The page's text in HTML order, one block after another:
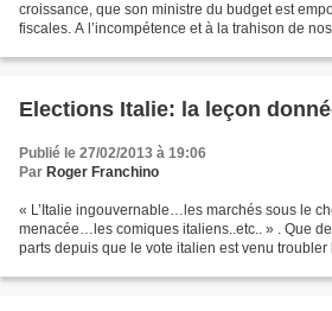
croissance, que son ministre du budget est
fiscales. A l’incompétence et à la trahison de
Elections Italie: la leçon
Publié le 27/02/2013 à 19:06
Par Roger Franchino
« L’Italie ingouvernable…les marchés sous le
menacée…les comiques italiens..etc.. » . Que
parts depuis que le vote italien est venu